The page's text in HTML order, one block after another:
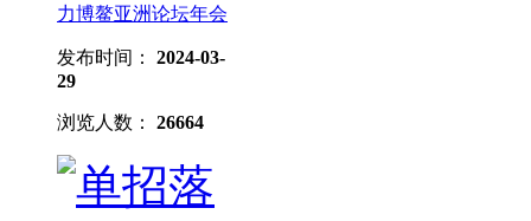
力博鳌亚洲论坛年会
发布时间： 2024-03-
29
浏览人数： 26664